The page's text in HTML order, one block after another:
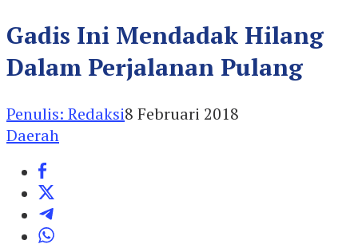
Gadis Ini Mendadak Hilang
Dalam Perjalanan Pulang
Penulis: Redaksi8 Februari 2018
Daerah